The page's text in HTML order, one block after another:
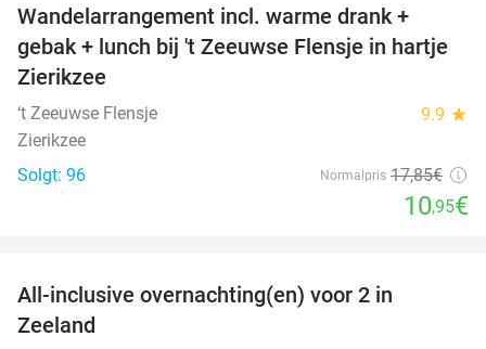
Wandelarrangement incl. warme drank +
gebak + lunch bij 't Zeeuwse Flensje in hartje
Zierikzee
‘t Zeeuwse Flensje 9.9 star
Zierikzee
Solgt: 96
Normalpris 17,85€
10,95€
All-inclusive overnachting(en) voor 2 in
Zeeland